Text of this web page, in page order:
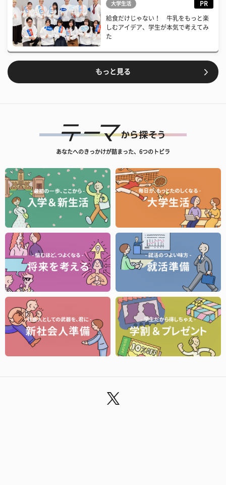
大学生活 PR
給食だけじゃない！ 牛乳をもっと楽
しむアイデア、学生が本気で考えてみ
た
もっと見る
あなたへのきっかけが詰まった、6つのトビラ